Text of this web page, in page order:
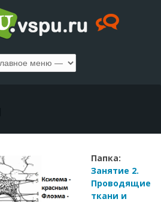
Папка:
Занятие 2.
Проводящие
ткани и